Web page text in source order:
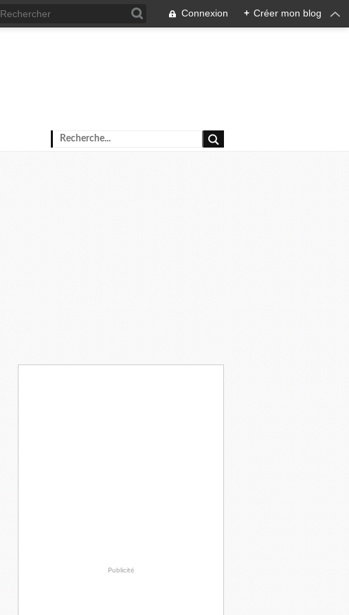
Connexion + Créer mon blog
Publicité